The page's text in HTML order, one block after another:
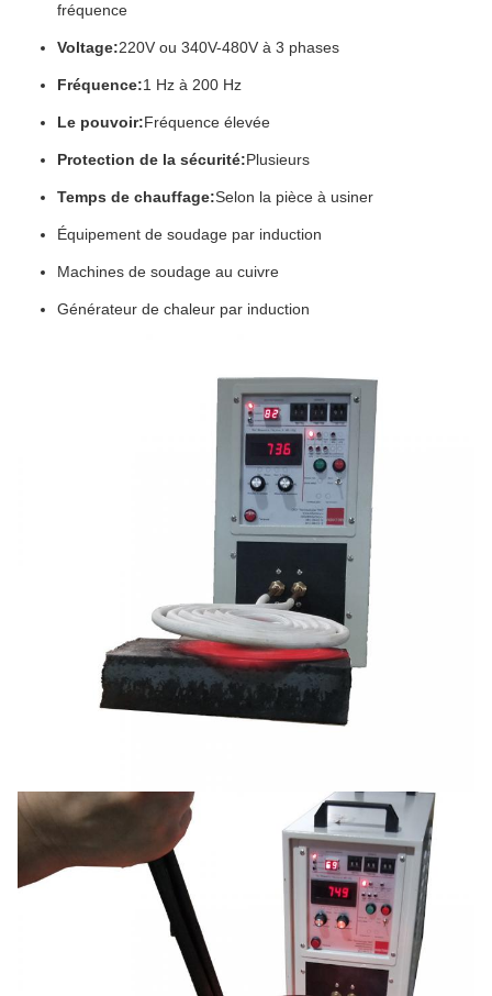
fréquence
Voltage:220V ou 340V-480V à 3 phases
Fréquence:1 Hz à 200 Hz
Le pouvoir:Fréquence élevée
Protection de la sécurité:Plusieurs
Temps de chauffage:Selon la pièce à usiner
Équipement de soudage par induction
Machines de soudage au cuivre
Générateur de chaleur par induction